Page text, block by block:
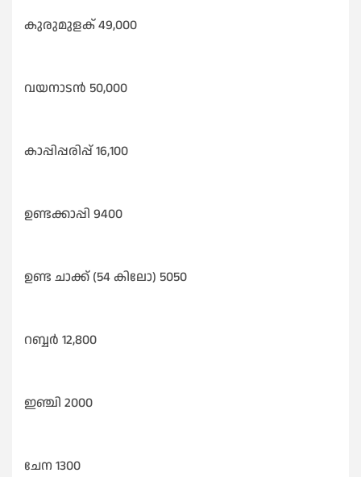
കുരുമുളക് 49,000
വയനാടൻ 50,000
കാപ്പിപ്പരിപ്പ് 16,100
ഉണ്ടക്കാപ്പി 9400
ഉണ്ട ചാക്ക് (54 കിലോ) 5050
റബ്ബർ 12,800
ഇഞ്ചി 2000
ചേന 1300